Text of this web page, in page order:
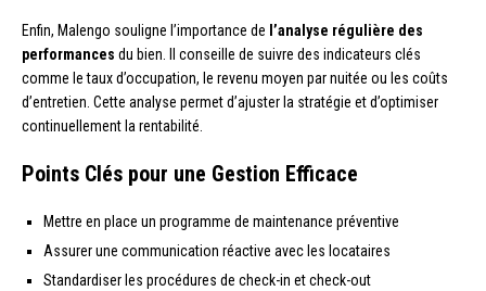
Enfin, Malengo souligne l’importance de l’analyse régulière des
performances du bien. Il conseille de suivre des indicateurs clés
comme le taux d’occupation, le revenu moyen par nuitée ou les coûts
d’entretien. Cette analyse permet d’ajuster la stratégie et d’optimiser
continuellement la rentabilité.
Points Clés pour une Gestion Efficace
Mettre en place un programme de maintenance préventive
Assurer une communication réactive avec les locataires
Standardiser les procédures de check-in et check-out